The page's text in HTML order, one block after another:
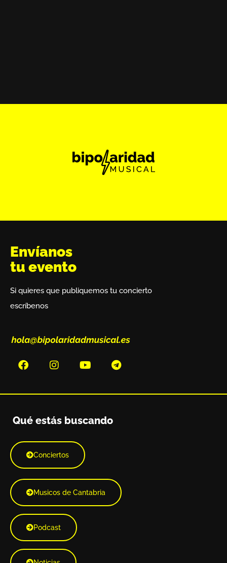
Envíanos
tu evento
Si quieres que publiquemos tu concierto
escríbenos
Qué estás buscando
Conciertos
Musicos de Cantabria
Podcast